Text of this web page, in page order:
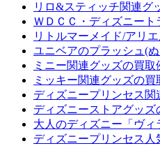
リロ&スティッチ関連グ
ＷＤＣＣ・ディズニー
リトルマーメイド/アリ
ユニベアのプラッシュ(
ミニー関連グッズの買
ミッキー関連グッズの
ディズニープリンセス
ディズニーストアグッ
大人のディズニー「ヴ
ディズニープリンセス